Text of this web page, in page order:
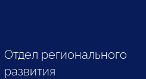
Отдел регионального
развития